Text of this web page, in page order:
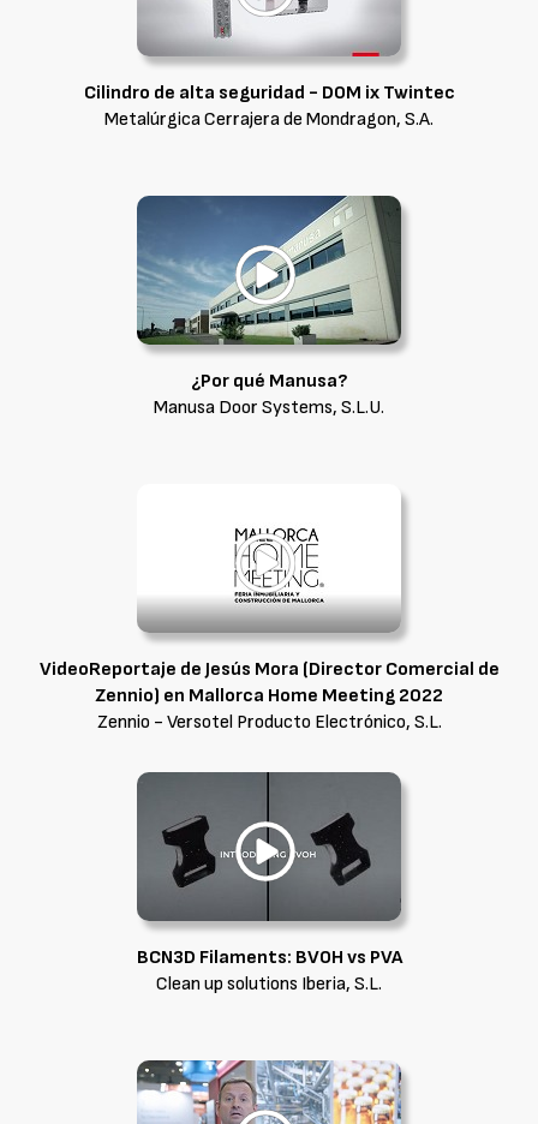
Cilindro de alta seguridad - DOM ix Twintec
Metalúrgica Cerrajera de Mondragon, S.A.
¿Por qué Manusa?
Manusa Door Systems, S.L.U.
VideoReportaje de Jesús Mora (Director Comercial de
Zennio) en Mallorca Home Meeting 2022
Zennio - Versotel Producto Electrónico, S.L.
BCN3D Filaments: BVOH vs PVA
Clean up solutions Iberia, S.L.